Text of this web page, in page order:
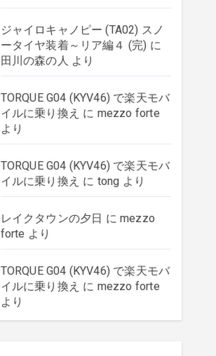
ジャイロキャノピー (TA02) スノ
ータイヤ装着～リア編４ (完) に
田川の森の人 より
TORQUE G04 (KYV46) で楽天モバ
イルに乗り換え に mezzo forte
より
TORQUE G04 (KYV46) で楽天モバ
イルに乗り換え に tong より
レイクタウンの夕日 に mezzo
forte より
TORQUE G04 (KYV46) で楽天モバ
イルに乗り換え に mezzo forte
より